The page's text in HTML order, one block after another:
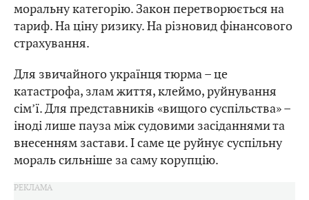
моральну категорію. Закон перетворюється на
тариф. На ціну ризику. На різновид фінансового
страхування.
Для звичайного українця тюрма – це
катастрофа, злам життя, клеймо, руйнування
сім’ї. Для представників «вищого суспільства» –
іноді лише пауза між судовими засіданнями та
внесенням застави. І саме це руйнує суспільну
мораль сильніше за саму корупцію.